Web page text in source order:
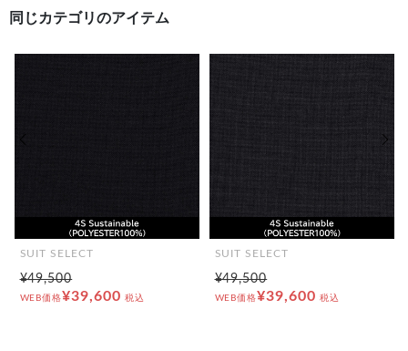
同じカテゴリのアイテム
SUIT SELECT
¥49,500
WEB価格¥39,600 税込
SUIT SELECT
¥49,500
WEB価格¥39,600 税込
前の画像